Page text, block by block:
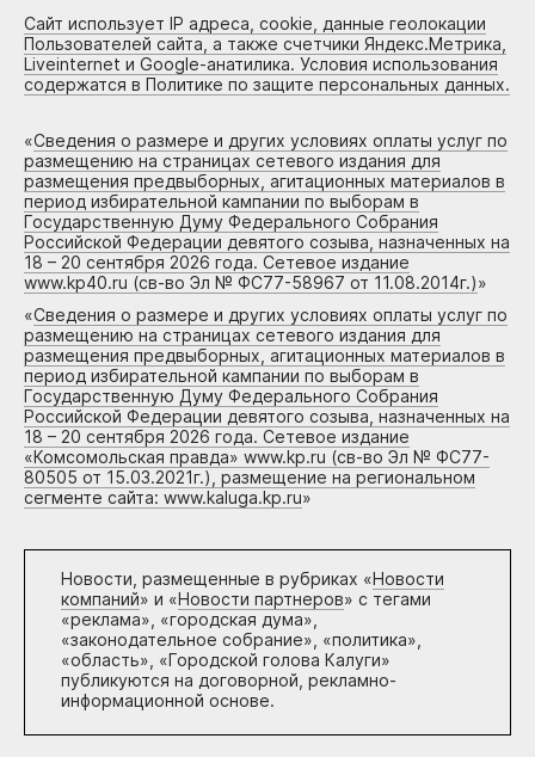
Сайт использует IP адреса, cookie, данные геолокации
Пользователей сайта, а также счетчики Яндекс.Метрика,
Liveinternet и Google-анатилика. Условия использования
содержатся в Политике по защите персональных данных.
«Сведения о размере и других условиях оплаты услуг по
размещению на страницах сетевого издания для
размещения предвыборных, агитационных материалов в
период избирательной кампании по выборам в
Государственную Думу Федерального Собрания
Российской Федерации девятого созыва, назначенных на
18 – 20 сентября 2026 года. Сетевое издание
www.kp40.ru (св-во Эл № ФС77-58967 от 11.08.2014г.)»
«Сведения о размере и других условиях оплаты услуг по
размещению на страницах сетевого издания для
размещения предвыборных, агитационных материалов в
период избирательной кампании по выборам в
Государственную Думу Федерального Собрания
Российской Федерации девятого созыва, назначенных на
18 – 20 сентября 2026 года. Сетевое издание
«Комсомольская правда» www.kp.ru (св-во Эл № ФС77-
80505 от 15.03.2021г.), размещение на региональном
сегменте сайта: www.kaluga.kp.ru»
Новости, размещенные в рубриках «Новости
компаний» и «Новости партнеров» с тегами
«реклама», «городская дума»,
«законодательное собрание», «политика»,
«область», «Городской голова Калуги»
публикуются на договорной, рекламно-
информационной основе.